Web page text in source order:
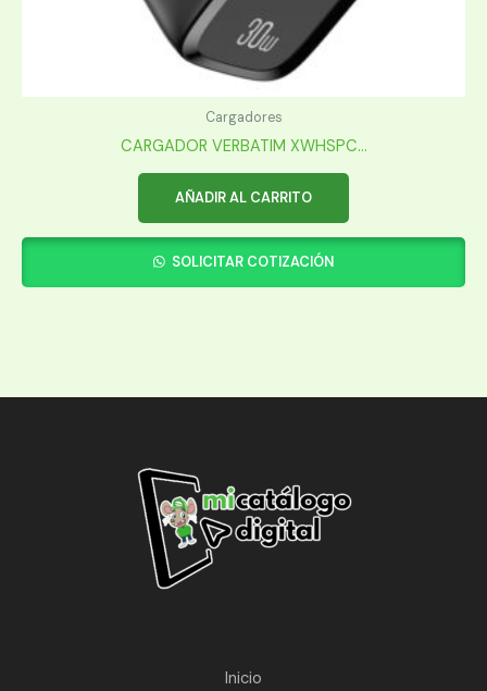
Cargadores
CARGADOR VERBATIM XWHSPC...
AÑADIR AL CARRITO
SOLICITAR COTIZACIÓN
Inicio